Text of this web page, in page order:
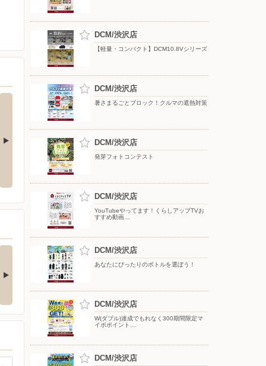
クルマの
【DCMアプリ会員さま限定】特別
ポイント付与キャンペーン
ダブル)達成でもれな
300期間限定マ…
キャンペーン対象】 ・キ
ンペーン期間中に…
ンスに！夏のわく…
DCM/渋沢店
【軽量・コンパクト】DCM10.8Vシリーズ
DCM/渋沢店
暑さまるごとブロック！クルマの遮熱対策
DCM/渋沢店
発芽フォトコンテスト
DCM/渋沢店
YouTubeやってます！くらしアップTVお
すすめ動画…
DCM/渋沢店
あなたにぴったりのボトルを選ぼう！
DCM/渋沢店
W(ダブル)達成でもれなく300期間限定マ
イボポイント…
DCM/渋沢店